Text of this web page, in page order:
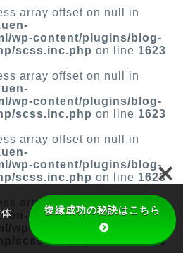
array offset on null in
wp-content/plugins/blog-
scss.inc.php on line 1623
array offset on null in
wp-content/plugins/blog-
scss.inc.php on line 1623
array offset on null in
wp-content/plugins/blog-
scss.inc.php on line 1623
array offset on null in
wp-content/plugins/blog-
scss.inc.phpon line1623
復縁成功の秘訣はこちら